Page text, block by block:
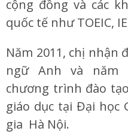
cộng đồng và các
quốc tế như TOEIC,
Năm 2011, chị nhận
ngữ Anh và năm
chương trình đào
giáo dục tại Đại học
gia Hà Nội.